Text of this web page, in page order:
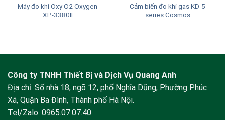
Máy đo khí Oxy O2 Oxygen
XP-3380II
Cảm biến đo khí gas KD-5
series Cosmos
Công ty TNHH Thiết Bị và Dịch Vụ Quang Anh
Địa chỉ: Số nhà 18, ngõ 12, phố Nghĩa Dũng, Phường Phúc
Xá, Quận Ba Đình, Thành phố Hà Nội.
Tel/Zalo: 0965.07.07.40